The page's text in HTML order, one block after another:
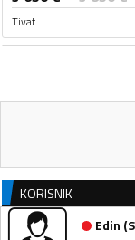
Tivat
KORISNIK
Edin (